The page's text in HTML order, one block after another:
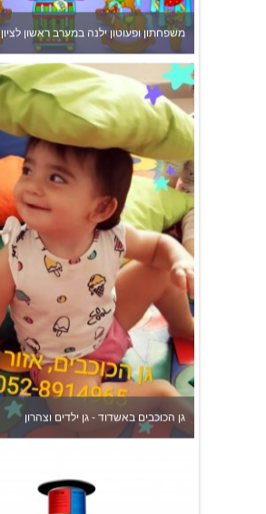
גן הכוכבים באשדוד - גן ילדים וצהרון